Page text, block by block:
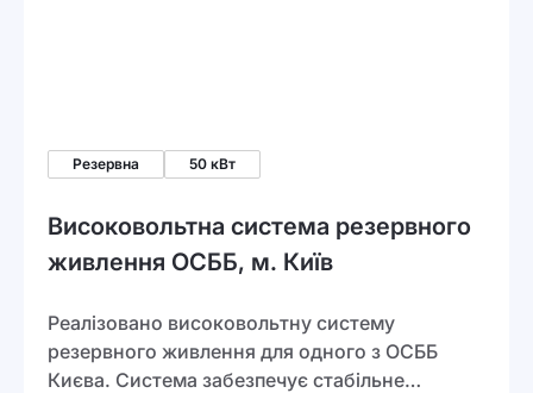
Резервна 50 кВт
Високовольтна система резервного
живлення ОСББ, м. Київ
Реалізовано високовольтну систему
резервного живлення для одного з ОСББ
Києва. Система забезпечує стабільне